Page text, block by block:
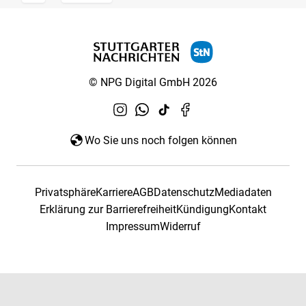
© NPG Digital GmbH 2026
Wo Sie uns noch folgen können
PrivatsphäreKarriereAGBDatenschutzMediadaten
Erklärung zur BarrierefreiheitKündigungKontakt
ImpressumWiderruf